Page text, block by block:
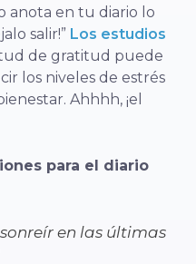
anota en tu diario lo
salir!” Los estudios
de gratitud puede
los niveles de estrés
Ahhhh, ¡el
para el diario
en las últimas